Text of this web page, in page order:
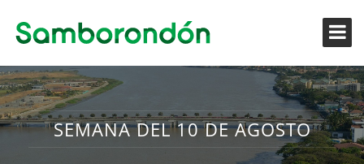
SEMANA DEL 10 DE AGOSTO